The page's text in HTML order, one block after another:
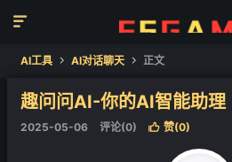

AI工具  AI对话聊天  正文
趣问问AI-你的AI智能助理
2025-05-06 评论(0)  赞(0)